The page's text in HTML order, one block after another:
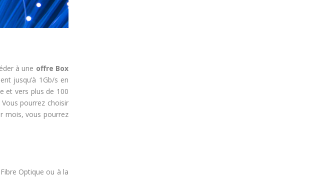
à une offre Box
jusqu’à 1Gb/s en
et vers plus de 100
pourrez choisir
mois, vous pourrez
Optique ou à la